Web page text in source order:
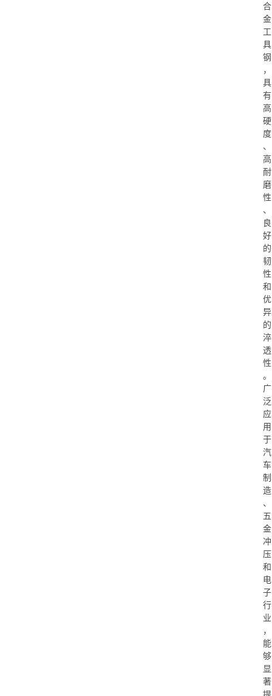
合
金
工
具
钢
，
具
有
高
硬
度
、
高
耐
磨
性
、
良
好
的
韧
性
和
优
异
的
淬
透
性
。
广
泛
应
用
于
汽
车
制
造
、
五
金
冲
压
和
电
子
行
业
，
能
够
显
著
提